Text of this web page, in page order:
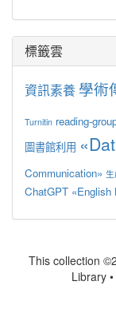
標籤雲
資訊素養 學術
Turnitin reading-
圖書館利用
Communication» 生
ChatGPT «English
This collection
Library •